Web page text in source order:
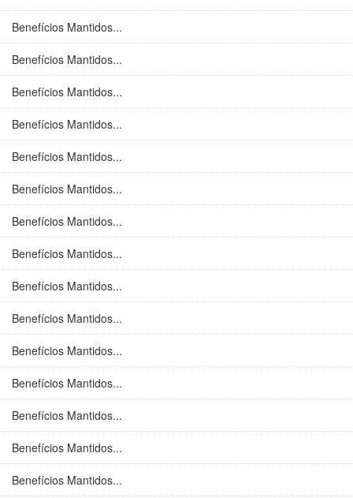
Benefícios Mantidos...
Benefícios Mantidos...
Benefícios Mantidos...
Benefícios Mantidos...
Benefícios Mantidos...
Benefícios Mantidos...
Benefícios Mantidos...
Benefícios Mantidos...
Benefícios Mantidos...
Benefícios Mantidos...
Benefícios Mantidos...
Benefícios Mantidos...
Benefícios Mantidos...
Benefícios Mantidos...
Benefícios Mantidos...